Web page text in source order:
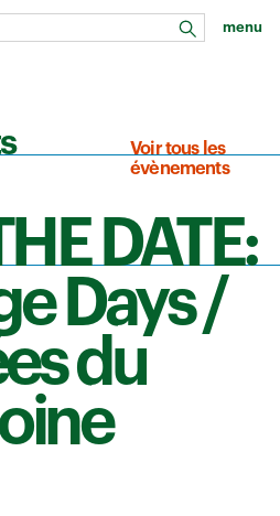
rechercher
menu
Voir tous les
évènements
DATE:
Days /
du